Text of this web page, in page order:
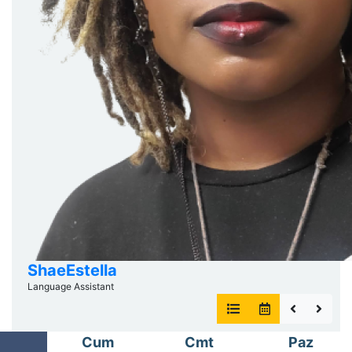
ShaeEstella
Language Assistant
Cum Cmt Paz